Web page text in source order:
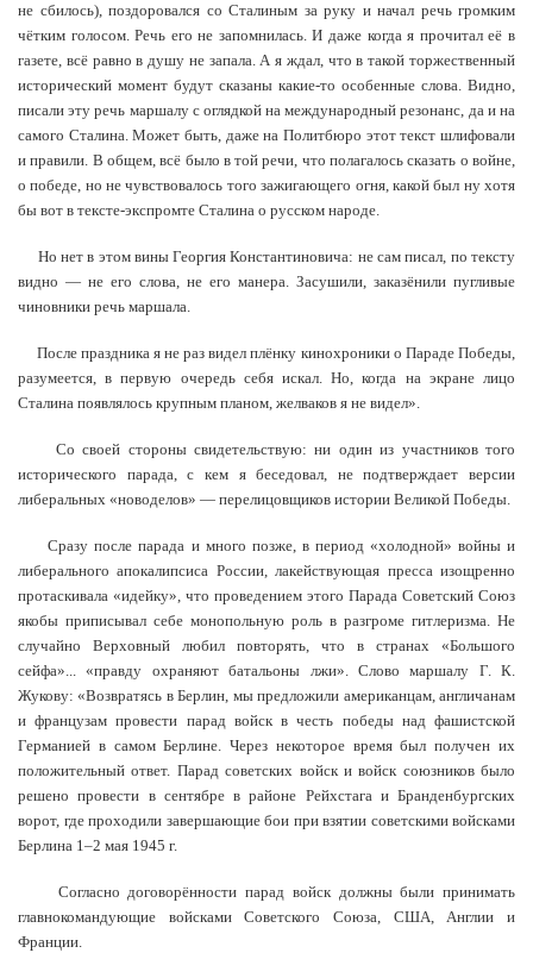
не сбилось), поздоровался со Сталиным за руку и начал речь громким
чётким голосом. Речь его не запомнилась. И даже когда я прочитал её в
газете, всё равно в душу не запала. А я ждал, что в такой торжественный
исторический момент будут сказаны какие-то особенные слова. Видно,
писали эту речь маршалу с оглядкой на международный резонанс, да и на
самого Сталина. Может быть, даже на Политбюро этот текст шлифовали
и правили. В общем, всё было в той речи, что полагалось сказать о войне,
о победе, но не чувствовалось того зажигающего огня, какой был ну хотя
бы вот в тексте-экспромте Сталина о русском народе.
Но нет в этом вины Георгия Константиновича: не сам писал, по тексту
видно — не его слова, не его манера. Засушили, заказёнили пугливые
чиновники речь маршала.
После праздника я не раз видел плёнку кинохроники о Параде Победы,
разумеется, в первую очередь себя искал. Но, когда на экране лицо
Сталина появлялось крупным планом, желваков я не видел».
Со своей стороны свидетельствую: ни один из участников того
исторического парада, с кем я беседовал, не подтверждает версии
либеральных «новоделов» — перелицовщиков истории Великой Победы.
Сразу после парада и много позже, в период «холодной» войны и
либерального апокалипсиса России, лакействующая пресса изощренно
протаскивала «идейку», что проведением этого Парада Советский Союз
якобы приписывал себе монопольную роль в разгроме гитлеризма. Не
случайно Верховный любил повторять, что в странах «Большого
сейфа»... «правду охраняют батальоны лжи». Слово маршалу Г. К.
Жукову: «Возвратясь в Берлин, мы предложили американцам, англичанам
и французам провести парад войск в честь победы над фашистской
Германией в самом Берлине. Через некоторое время был получен их
положительный ответ. Парад советских войск и войск союзников было
решено провести в сентябре в районе Рейхстага и Бранденбургских
ворот, где проходили завершающие бои при взятии советскими войсками
Берлина 1–2 мая 1945 г.
Согласно договорённости парад войск должны были принимать
главнокомандующие войсками Советского Союза, США, Англии и
Франции.